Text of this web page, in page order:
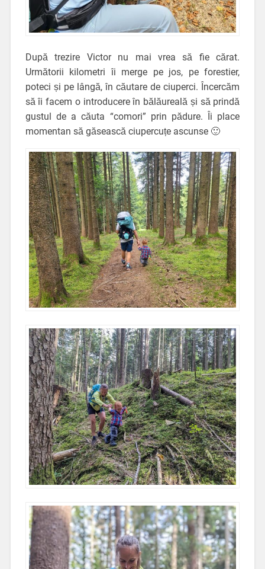
După trezire Victor nu mai vrea să fie cărat.
Următorii kilometri îi merge pe jos, pe forestier,
poteci și pe lângă, în căutare de ciuperci. Încercăm
să îi facem o introducere în bălăureală și să prindă
gustul de a căuta “comori” prin pădure. Îi place
momentan să găsească ciupercuțe ascunse 🙂